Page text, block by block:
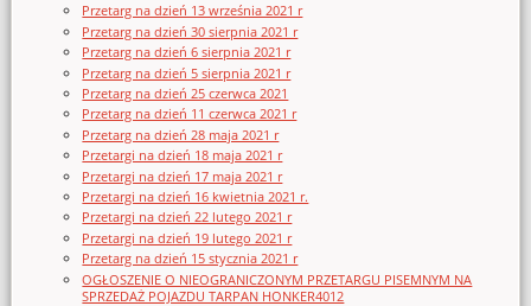
Przetarg na dzień 13 września 2021 r
Przetarg na dzień 30 sierpnia 2021 r
Przetarg na dzień 6 sierpnia 2021 r
Przetarg na dzień 5 sierpnia 2021 r
Przetarg na dzień 25 czerwca 2021
Przetarg na dzień 11 czerwca 2021 r
Przetarg na dzień 28 maja 2021 r
Przetargi na dzień 18 maja 2021 r
Przetargi na dzień 17 maja 2021 r
Przetargi na dzień 16 kwietnia 2021 r.
Przetargi na dzień 22 lutego 2021 r
Przetargi na dzień 19 lutego 2021 r
Przetarg na dzień 15 stycznia 2021 r
OGŁOSZENIE O NIEOGRANICZONYM PRZETARGU PISEMNYM NA
SPRZEDAŻ POJAZDU TARPAN HONKER4012